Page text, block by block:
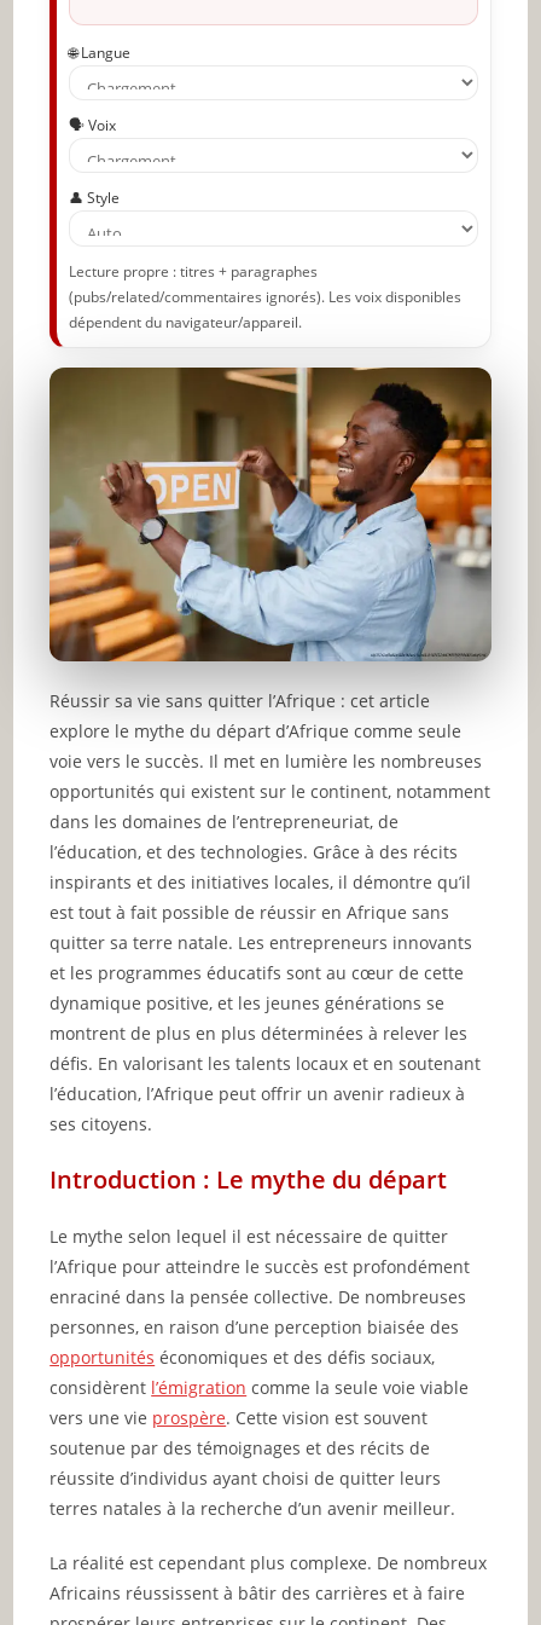
🌐 Langue
🗣️ Voix
👤 Style
Lecture propre : titres + paragraphes
(pubs/related/commentaires ignorés). Les voix disponibles
dépendent du navigateur/appareil.
Réussir sa vie sans quitter l’Afrique : cet article
explore le mythe du départ d’Afrique comme seule
voie vers le succès. Il met en lumière les nombreuses
opportunités qui existent sur le continent, notamment
dans les domaines de l’entrepreneuriat, de
l’éducation, et des technologies. Grâce à des récits
inspirants et des initiatives locales, il démontre qu’il
est tout à fait possible de réussir en Afrique sans
quitter sa terre natale. Les entrepreneurs innovants
et les programmes éducatifs sont au cœur de cette
dynamique positive, et les jeunes générations se
montrent de plus en plus déterminées à relever les
défis. En valorisant les talents locaux et en soutenant
l’éducation, l’Afrique peut offrir un avenir radieux à
ses citoyens.
Introduction : Le mythe du départ
Le mythe selon lequel il est nécessaire de quitter
l’Afrique pour atteindre le succès est profondément
enraciné dans la pensée collective. De nombreuses
personnes, en raison d’une perception biaisée des
opportunités économiques et des défis sociaux,
considèrent l’émigration comme la seule voie viable
vers une vie prospère. Cette vision est souvent
soutenue par des témoignages et des récits de
réussite d’individus ayant choisi de quitter leurs
terres natales à la recherche d’un avenir meilleur.
La réalité est cependant plus complexe. De nombreux
Africains réussissent à bâtir des carrières et à faire